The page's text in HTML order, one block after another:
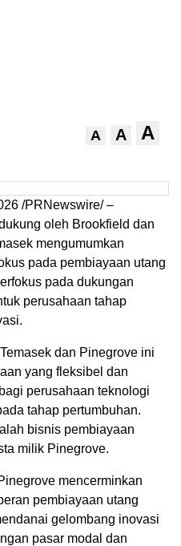
A A A
/PRNewswire/ –
oleh Brookfield dan
mengumumkan
pada pembiayaan utang
pada dukungan
perusahaan tahap
dan Pinegrove ini
yang fleksibel dan
perusahaan teknologi
tahap pertumbuhan.
bisnis pembiayaan
milik Pinegrove.
mencerminkan
pembiayaan utang
gelombang inovasi
pasar modal dan